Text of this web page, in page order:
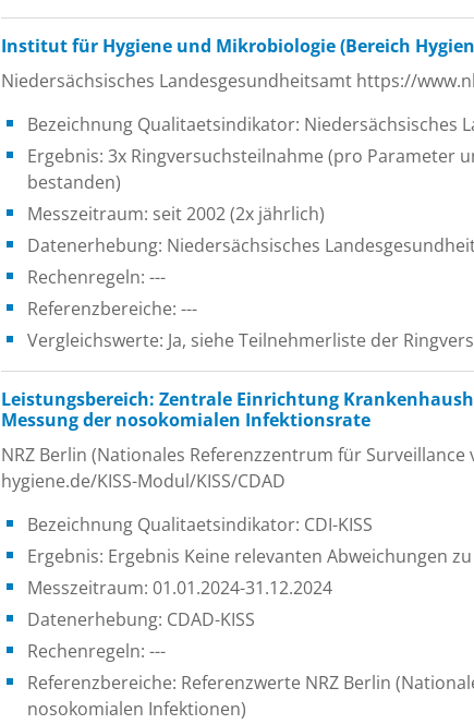
Institut für Hygiene und Mikrobiologie (Bereich
Niedersächsisches Landesgesundheitsamt https://
Bezeichnung Qualitaetsindikator: Niedersächsisches
Ergebnis: 3x Ringversuchsteilnahme (pro Parameter
bestanden)
Messzeitraum: seit 2002 (2x jährlich)
Datenerhebung: Niedersächsisches
Rechenregeln: ---
Referenzbereiche: ---
Vergleichswerte: Ja, siehe Teilnehmerliste der
Leistungsbereich: Zentrale Einrichtung
Messung der nosokomialen Infektionsrate
NRZ Berlin (Nationales Referenzzentrum für
hygiene.de/KISS-Modul/KISS/CDAD
Bezeichnung Qualitaetsindikator: CDI-KISS
Ergebnis: Ergebnis Keine relevanten Abweichungen
Messzeitraum: 01.01.2024-31.12.2024
Datenerhebung: CDAD-KISS
Rechenregeln: ---
Referenzbereiche: Referenzwerte NRZ Berlin
nosokomialen Infektionen)